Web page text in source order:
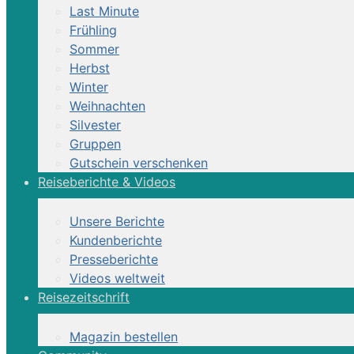
Last Minute
Frühling
Sommer
Herbst
Winter
Weihnachten
Silvester
Gruppen
Gutschein verschenken
Reiseberichte & Videos
Unsere Berichte
Kundenberichte
Presseberichte
Videos weltweit
Reisezeitschrift
Magazin bestellen
Wildes Bosnien (8 Tage) | Bosnien-
Urlaub auf dem familiengeführten Reiterhof
Ein echter Geheimtipp!
Wildes Bosnien, 8 Tage, DZ, VP
zur Reiterreise